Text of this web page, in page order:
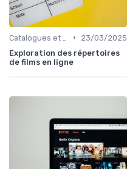
•
23/03/2025
Exploration des répertoires
de films en ligne